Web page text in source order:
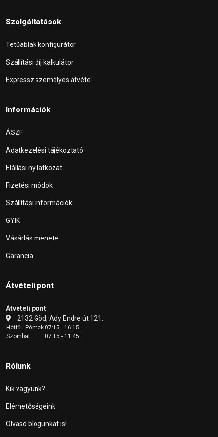
Szolgáltatások
Tetőablak konfigurátor
Szállítási díj kalkulátor
Expressz személyes átvétel
Információk
ÁSZF
Adatkezelési tájékoztató
Elállási nyilatkozat
Fizetési módok
Szállítási információk
GYIK
Vásárlás menete
Garancia
Átvételi pont
Átvételi pont
2132 Göd, Ady Endre út 121.
Hétfő - Péntek07:15 - 16:15
Szombat
07:15 - 11:45
Rólunk
Kik vagyunk?
Elérhetőségeink
Olvasd blogunkat is!